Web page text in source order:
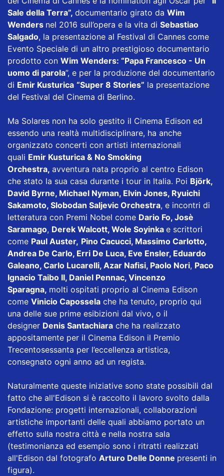
Sale della Terra”, documentario girato da Wim
Wenders nel 2016 sull’opera e la vita di Sebastiao
Salgado, la presentazione al Festival di Cannes come
Evento Speciale di un altro prestigioso documentario
prodotto con Wim Wenders: “Papa Francesco - Un
uomo di parola”, e per la produzione del documentario
di Emir Kusturica “Super 8 Stories” la presentazione
del Festival del Cinema di Berlino.
Ma Solares non ha solo gestito il Cinema Edison ed
essendo una realtà multidisciplinare, ha anche
organizzato concerti con artisti internazionali
quali Emir Kusturica & No Smoking
Orchestra, avventura nata proprio al centro Edison
che stato la sua casa durante i tour in Italia. Poi Björk,
David Byrne, Michael Nyman, Elvin Jones, Ryuichi
Sakamoto, Slobodan Saljevic Orchestra, e incontri di
letteratura con Premi Nobel come Dario Fo, Josè
Saramago, Derek Walcott, Wole Soyinka e scrittori
come Paul Auster, Pino Cacucci, Massimo Carlotto,
Andrea De Carlo, Erri De Luca, Eve Ensler, Eduardo
Galeano, Carlo Lucarelli, Azar Nafisi, Paolo Nori, Paco
Ignacio Taibo II, Daniel Pennac, Vincenzo
Sparagna, molti ospitati proprio al Cinema Edison
come Vinicio Capossela che ha tenuto, proprio qui
una delle sue prime esibizioni dal vivo, o il
designer Denis Santachiara che ha realizzato
appositamente per il Cinema Edison il Premio
Trecentosessanta per l’eccellenza artistica,
consegnato ogni anno ad un regista.
Naturalmente queste iniziative sono state possibili dal
fatto che all'Edison si è raccolto il lavoro svolto dalla
Fondazione: progetti internazionali, collaborazioni
artistiche importanti delle quali abbiamo portato un
effetto sulla nostra città e nella nostra sala
(testimonianza ed esempio sono i ritratti realizzati
all'Edison dal fotografo Arturo Delle Donne presenti in
figura).